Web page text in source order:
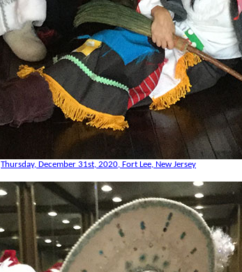
Thursday, December 31st, 2020, Fort Lee, New Jersey